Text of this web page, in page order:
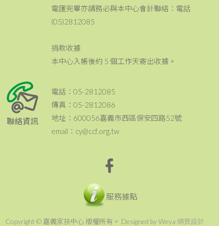
電匯完畢亦請務必與本中心會計聯絡：電話
(05)2812085
捐款收據
本中心入帳後約 5 個工作天寄出收據。
聯絡資訊
電話：05-2812085
傳真：05-2812086
地址：600056嘉義市西區保安四路52號
email：cy@ccf.org.tw
服務據點
Copyright © 嘉義家扶中心 版權所有。 Designed by Weya 網頁設計